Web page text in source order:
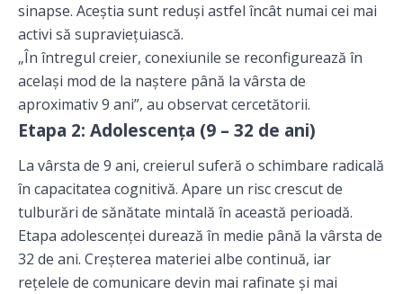
sinapse. Aceștia sunt reduși astfel încât numai cei mai
activi să supraviețuiască.
„În întregul creier, conexiunile se reconfigurează în
același mod de la naștere până la vârsta de
aproximativ 9 ani”, au observat cercetătorii.
Etapa 2: Adolescența (9 – 32 de ani)
La vârsta de 9 ani, creierul suferă o schimbare radicală
în capacitatea cognitivă. Apare un risc crescut de
tulburări de sănătate mintală în această perioadă.
Etapa adolescenței durează în medie până la vârsta de
32 de ani. Creșterea materiei albe continuă, iar
rețelele de comunicare devin mai rafinate și mai